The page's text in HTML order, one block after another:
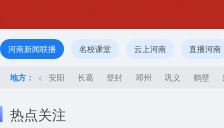
河南新闻联播 名校课堂 云上河南 直播河南
地方： < 安阳 长葛 登封 邓州 巩义 鹤壁
热点关注